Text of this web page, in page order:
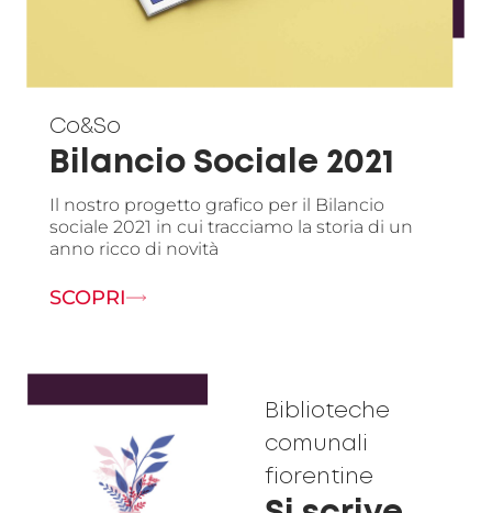
Co&So
Bilancio Sociale 2021
Il nostro progetto grafico per il Bilancio
sociale 2021 in cui tracciamo la storia di un
anno ricco di novità
SCOPRI
Biblioteche
comunali
fiorentine